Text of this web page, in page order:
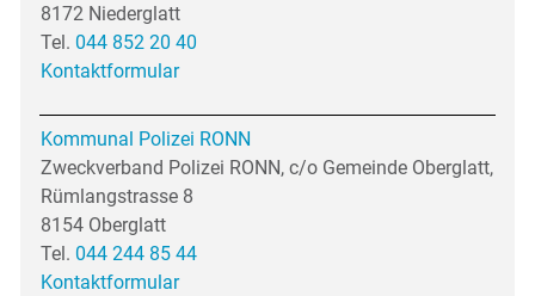
8172 Niederglatt
Tel. 044 852 20 40
Kontaktformular
Kommunal Polizei RONN
Zweckverband Polizei RONN, c/o Gemeinde Oberglatt,
Rümlangstrasse 8
8154 Oberglatt
Tel. 044 244 85 44
Kontaktformular